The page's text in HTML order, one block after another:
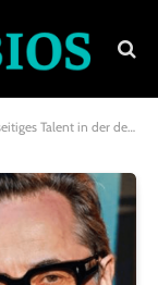
deutschen Unterhaltungsbranche